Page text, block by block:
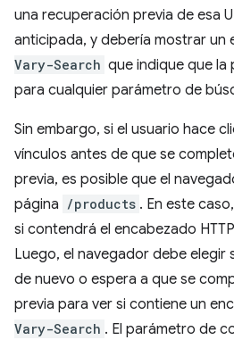
una recuperación previa de esa
anticipada, y debería mostrar un
Vary-Search que indique que la
para cualquier parámetro de
Sin embargo, si el usuario hace
vínculos antes de que se
previa, es posible que el
página /products . En este
si contendrá el encabezado HTTP
Luego, el navegador debe elegir
de nuevo o espera a que se
previa para ver si contiene un
Vary-Search . El parámetro de